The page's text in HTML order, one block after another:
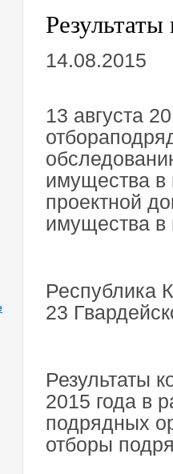
14.08.2015
13 августа
имущества в
проектной
имущества в
Республика
23
Результаты
2015 года в
подрядных
отборы